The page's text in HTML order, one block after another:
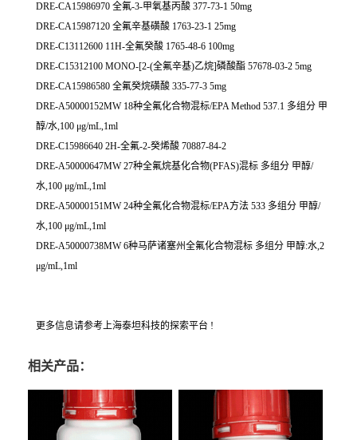
DRE-CA15986970 全氟-3-甲氧基丙酸 377-73-1 50mg
DRE-CA15987120 全氟辛基磺酸 1763-23-1 25mg
DRE-C13112600 11H-全氟癸酸 1765-48-6 100mg
DRE-C15312100 MONO-[2-(全氟辛基)乙烷]磷酸酯 57678-03-2 5mg
DRE-CA15986580 全氟癸烷磺酸 335-77-3 5mg
DRE-A50000152MW 18种全氟化合物混标/EPA Method 537.1 多组分 甲
醇/水,100 μg/mL,1ml
DRE-C15986640 2H-全氟-2-癸烯酸 70887-84-2
DRE-A50000647MW 27种全氟烷基化合物(PFAS)混标 多组分 甲醇/
水,100 μg/mL,1ml
DRE-A50000151MW 24种全氟化合物混标/EPA方法 533 多组分 甲醇/
水,100 μg/mL,1ml
DRE-A50000738MW 6种马萨诸塞州全氟化合物混标 多组分 甲醇:水,2
μg/mL,1ml
更多信息请参考上海泰坦科技的探索平台 !
相关产品：